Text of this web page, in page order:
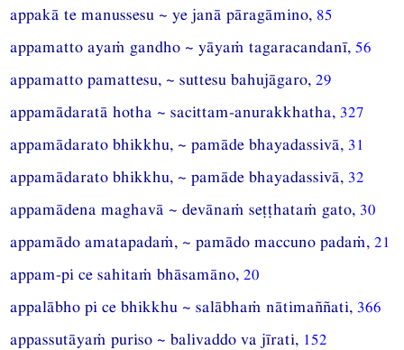
appakā te manussesu ~ ye janā pāragāmino, 85
appamatto ayaṁ gandho ~ yāyaṁ tagaracandanī, 56
appamatto pamattesu, ~ suttesu bahujāgaro,29
appamādaratā hotha ~ sacittam-anurakkhatha, 327
appamādarato bhikkhu, ~ pamāde bhayadassivā, 31
appamādarato bhikkhu, ~ pamāde bhayadassivā, 32
appamādena maghavā ~ devānaṁ seṭṭhataṁ gato, 30
appamādo amatapadaṁ, ~ pamādo maccuno padaṁ,21
appam-pi ce sahitaṁ bhāsamāno,20
appalābho pi ce bhikkhu ~ salābhaṁ nātimaññati, 366
appassutāyaṁ puriso ~ balivaddo va jīrati, 152